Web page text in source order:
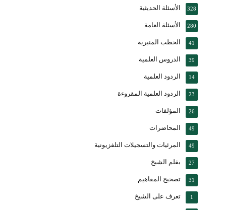
الأسئلة الحديثية 328
الأسئلة العامة 280
الخطب المنبرية 41
الدروس العلمية 39
الردود العلمية 14
الردود العلمية المقروءة 23
المؤلفات 26
المحاضرات 49
المرئيات والتسجيلات التلفزيونية 49
بقلم الشيخ 27
تصحيح المفاهيم 31
تعرف على الشيخ 1